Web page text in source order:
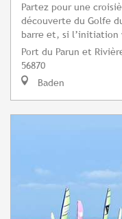
Partez pour une
découverte du Golfe
barre et, si l’initiation
Port du Parun et
56870
Baden